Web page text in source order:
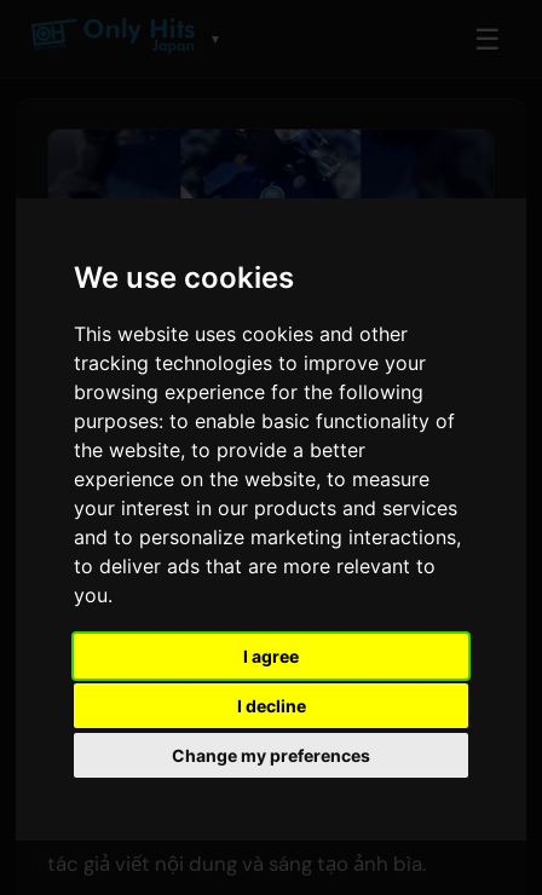
We use cookies
This website uses cookies and other
tracking technologies to improve your
browsing experience for the following
purposes:to enable basic functionality of
the website,to provide a better
experience on the website,to measure
your interest in our products and services
and to personalize marketing interactions,
to deliver ads that are more relevant to
you.
I agree
I decline
Change my preferences
▼ ☰
Creator Daidai Chuyển Thể
Game Kinh Dị Đình Đám
'Aquarium Doesn't Dance'
Thành Tiểu Thuyết
Bởi Sam
Nhà sáng tạo của tựa game kinh dị indie
Aquarium Doesn't Danceđang viết một bản
tác giả viết nội dung và sáng tạo ảnh bìa.